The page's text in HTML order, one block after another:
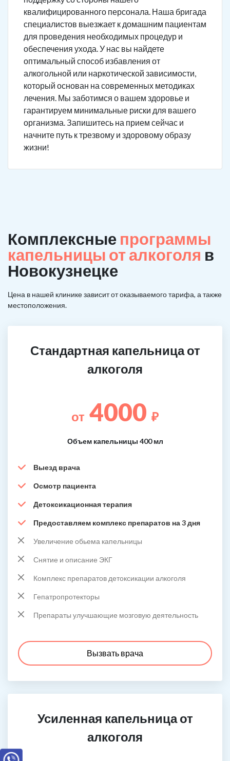
квалифицированного персонала. Наша бригада
специалистов выезжает к домашним пациентам
для проведения необходимых процедур и
обеспечения ухода. У нас вы найдете
оптимальный способ избавления от
алкогольной или наркотической зависимости,
который основан на современных методиках
лечения. Мы заботимся о вашем здоровье и
гарантируем минимальные риски для вашего
организма. Запишитесь на прием сейчас и
начните путь к трезвому и здоровому образу
жизни!
Комплексные программы
капельницы от алкоголя в
Новокузнецке
Цена в нашей клинике зависит от оказываемого тарифа, а также
местоположения.
Стандартная капельница от
алкоголя
от 4000 ₽
Объем капельницы 400 мл
Выезд врача
Осмотр пациента
Детоксикационная терапия
Предоставляем комплекс препаратов на 3 дня
Увеличение обьема капельницы
Снятие и описание ЭКГ
Комплекс препаратов детоксикации алкоголя
Гепатропротекторы
Препараты улучшающие мозговую деятельность
Вызвать врача
Усиленная капельница от
алкоголя